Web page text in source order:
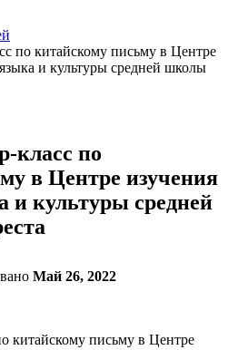
по китайскому письму в Центре
и культуры средней школы
класс по
в Центре изучения
и культуры средней
Май 26, 2022